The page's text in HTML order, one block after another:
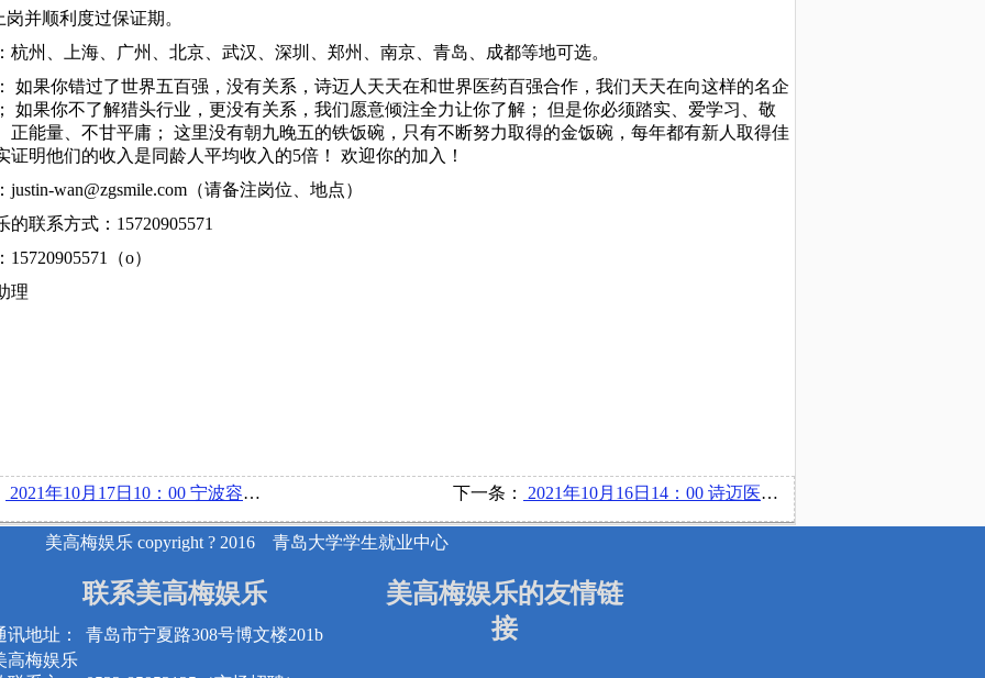
并顺利度过保证期。
杭州、上海、广州、北京、武汉、深圳、郑州、南京、青岛、成都等地可选。
如果你错过了世界五百强，没有关系，诗迈人天天在和世界医药百强合作，我们天天在向这样的名企
如果你不了解猎头行业，更没有关系，我们愿意倾注全力让你了解； 但是你必须踏实、爱学习、敬
正能量、不甘平庸； 这里没有朝九晚五的铁饭碗，只有不断努力取得的金饭碗，每年都有新人取得佳
证明他们的收入是同龄人平均收入的5倍！ 欢迎你的加入！
justin-wan@zgsmile.com （请备注岗位、地点）
的联系方式：15720905571
15720905571（o）
理
2021年10月17日10：00 宁波容百新能源科技股份有限公司在博文楼218举办宣讲会 下一条： 2021年10月16日14：00 诗迈医药咨询上海有限公司在博文楼218举办宣讲会
美高梅娱乐 copyright ? 2016 青岛大学学生就业中心
联系美高梅娱乐
讯地址：
青岛市宁夏路308号博文楼201b
高梅娱乐
美高梅娱乐的友情链
接